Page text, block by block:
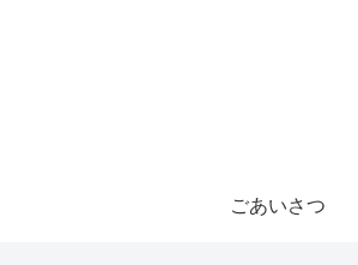
ごあいさつ